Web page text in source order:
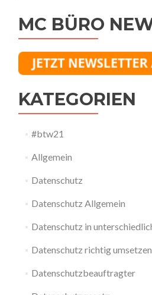
MC BÜRO
KATEGORIEN
#btw21
Allgemein
Datenschutz
Datenschutz Allgemein
Datenschutz in
Datenschutz richtig umsetzen
Datenschutzbeauftragter